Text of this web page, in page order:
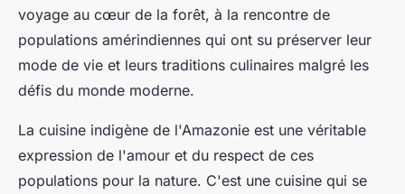
voyage au cœur de la forêt, à la rencontre de
populations amérindiennes qui ont su préserver leur
mode de vie et leurs traditions culinaires malgré les
défis du monde moderne.
La cuisine indigène de l'Amazonie est une véritable
expression de l'amour et du respect de ces
populations pour la nature. C'est une cuisine qui se